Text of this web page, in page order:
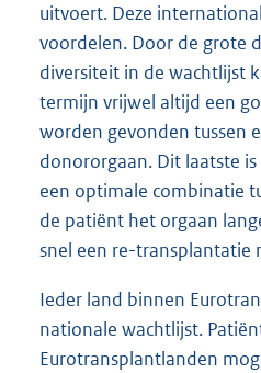
uitvoert. Deze
voordelen. Door de grote
diversiteit in de wachtlijst
termijn vrijwel altijd een
worden gevonden tussen
donororgaan. Dit laatste
een optimale combinatie
de patiënt het orgaan
snel een re-transplantatie
Ieder land binnen
nationale wachtlijst.
Eurotransplantlanden